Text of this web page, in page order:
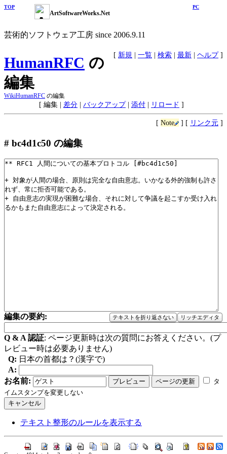
TOP PC
ArtSoftwareWorks.Net
芸術的ソフトウェア工房 since 2006.9.11
[ 新規 | 一覧 | 検索 | 最新 | ヘルプ]
HumanRFC の
編集
WikiHumanRFC の編集
[ 編集 | 差分 | バックアップ| 添付 | リロード ]
[ Note ] [ リンク元 ]
# bc4d1c50 の編集
リッチエディタ
テキストを折り返さない
編集の要約:
Q & A 認証: ページ更新時は次の質問にお答えください。(プ
レビュー時は必要ありません)
Q: 日本の首都は？(漢字で)
A:
お名前:
タ
イムスタンプを変更しない
テキスト整形のルールを表示する